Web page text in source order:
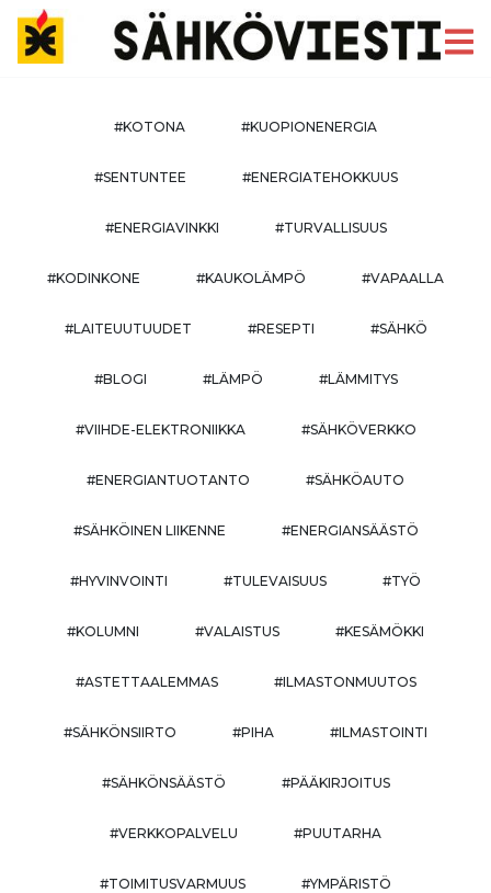
#KOTONA #KUOPIONENERGIA
#SENTUNTEE #ENERGIATEHOKKUUS
#ENERGIAVINKKI #TURVALLISUUS
#KODINKONE #KAUKOLÄMPÖ #VAPAALLA
#LAITEUUTUUDET #RESEPTI #SÄHKÖ
#BLOGI #LÄMPÖ #LÄMMITYS
#VIIHDE-ELEKTRONIIKKA #SÄHKÖVERKKO
#ENERGIANTUOTANTO #SÄHKÖAUTO
#SÄHKÖINEN LIIKENNE #ENERGIANSÄÄSTÖ
#HYVINVOINTI #TULEVAISUUS #TYÖ
#KOLUMNI #VALAISTUS #KESÄMÖKKI
#ASTETTAALEMMAS #ILMASTONMUUTOS
#SÄHKÖNSIIRTO #PIHA #ILMASTOINTI
#SÄHKÖNSÄÄSTÖ #PÄÄKIRJOITUS
#VERKKOPALVELU #PUUTARHA
#TOIMITUSVARMUUS #YMPÄRISTÖ